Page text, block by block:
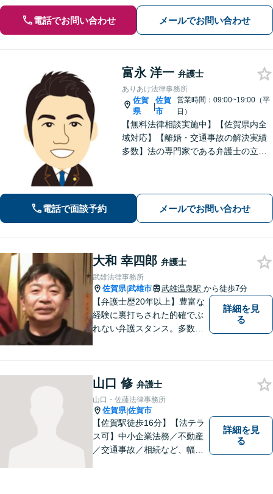
電話でお問い合わせ メールでお問い合わせ
富永 洋一 弁護士
ありあけ法律事務所
佐賀
県
|
佐賀
市
営業時間：09:00~19:00（平
日）
【無料法律相談実施中】【佐賀県内全
域対応】【離婚・交通事故の解決実績
多数】法の専門家である弁護士の立場
電話で面談予約 メールでお問い合わせ
大和 幸四郎 弁護士
武雄法律事務所
佐賀県|武雄市 武雄温泉駅 から徒歩7分
【弁護士歴20年以上】豊富な
経験に裏打ちされた的確でぶ
れない弁護スタンス。多数の
法書士などとも連携しワンス
トップで解決。難事件には他
弁護士と協力も。元調停委
員。
詳細を見
る
山口 修 弁護士
山口・佐藤法律事務所
佐賀県|佐賀市
【佐賀駅徒歩16分】【法テラ
ス可】中小企業法務／不動産
／交通事故／相続など、幅広
詳細を見
る